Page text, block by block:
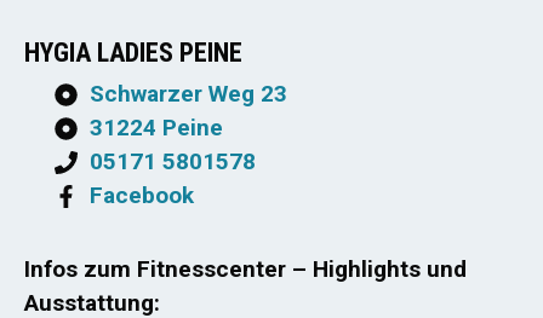
HYGIA LADIES PEINE
Schwarzer Weg 23
31224 Peine
05171 5801578
Facebook
Infos zum Fitnesscenter – Highlights und
Ausstattung: